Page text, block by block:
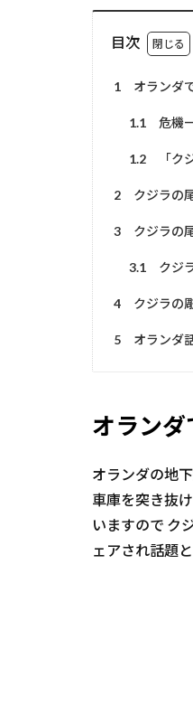
目次
1 オランダ
1.1 危機
1.2 「ク
2 クジラの
3 クジラの
3.1 クジ
4 クジラの
5 オランダ
オランダ
オランダの地
車庫を突き抜
いますので ク
ェアされ話題